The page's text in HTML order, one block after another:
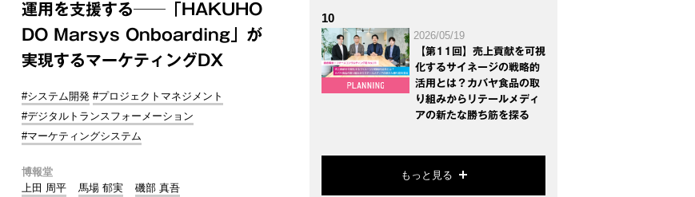
運用を支援する──「HAKUHO
DO Marsys Onboarding」が
実現するマーケティングDX
#システム開発 #プロジェクトマネジメント
#デジタルトランスフォーメーション
#マーケティングシステム
博報堂
上田 周平
馬場 郁実 磯部 真吾
10
2026/05/19
【第11回】売上貢献を可視
化するサイネージの戦略的
活用とは？カバヤ食品の取
り組みからリテールメディ
アの新たな勝ち筋を探る
もっと見る